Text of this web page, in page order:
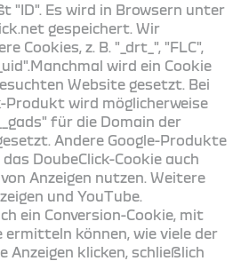
"ID". Es wird in Browsern unter
gespeichert. Wir
Cookies, z. B. "_drt_", "FLC",
wird ein Cookie
Website gesetzt. Bei
Produkt wird möglicherweise
für die Domain der
Andere Google-Produkte
DoubeClick-Cookie auch
Anzeigen nutzen. Weitere
und YouTube.
ein Conversion-Cookie, mit
ermitteln können, wie viele der
Anzeigen klicken, schließlich